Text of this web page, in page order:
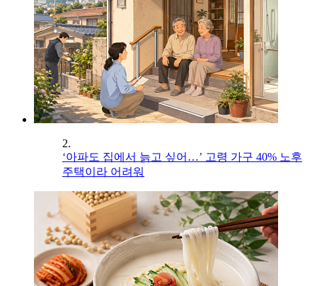
2.
‘아파도 집에서 늙고 싶어…’ 고령 가구 40% 노후
주택이라 어려워